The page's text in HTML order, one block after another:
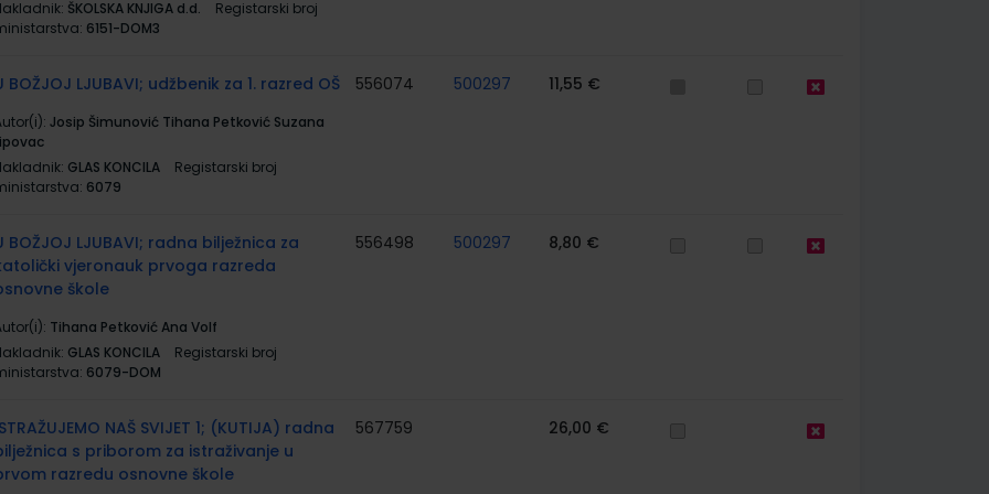
ŠKOLSKA KNJIGA d.d.
Registarski broj
6151-DOM3
BOŽJOJ LJUBAVI; udžbenik za 1. razred OŠ
Josip Šimunović Tihana Petković Suzana
GLAS KONCILA
Registarski broj
6079
556074 500297 11,55 €
BOŽJOJ LJUBAVI; radna bilježnica za
vjeronauk prvoga razreda
škole
Tihana Petković Ana Volf
GLAS KONCILA
Registarski broj
6079-DOM
556498 500297 8,80 €
NAŠ SVIJET 1; (KUTIJA) radna
s priborom za istraživanje u
razredu osnovne škole
567759 26,00 €